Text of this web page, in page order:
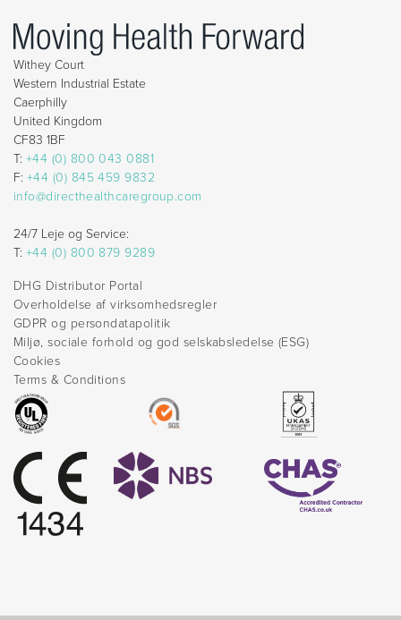
Withey Court
Western Industrial Estate
Caerphilly
United Kingdom
CF83 1BF
T: +44 (0) 800 043 0881
F: +44 (0) 845 459 9832
info@directhealthcaregroup.com
24/7 Leje og Service:
T: +44 (0) 800 879 9289
DHG Distributor Portal
Overholdelse af virksomhedsregler
GDPR og persondatapolitik
Miljø, sociale forhold og god selskabsledelse (ESG)
Cookies
Terms & Conditions